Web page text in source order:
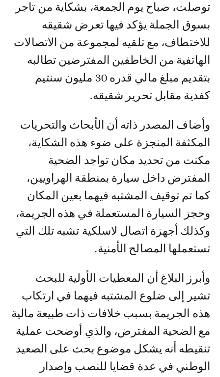
توصلت، صباح يوم الجمعة، بشكاية من تاجر
بسوق الجملة يؤكد فيها تعرض شقيقه
للاختطاف، مع تلقيه لمجموعة من الاتصالات
الهاتفية من الخاطفين المفترضين تطالبه
بتقديم مبلغ مالي قدره 30 مليون سنتيم
كفدية مقابل تحرير شقيقه.
وأضاف المصدر ذاته أن الأبحاث والتحريات
المكثفة المنجزة على ضوء هذه الشكاية،
مكنت من تحديد مكان تواجد الضحية
المفترض داخل سيارة بمنطقة الهراويين،
كما تم توقيف المشتبه فيهما بعين المكان
وحجز السيارة المستعملة في هذه الجريمة،
وكذلك أجهزة اتصال لاسلكية تشبه تلك التي
تستعملها المصالح الأمنية.
وأبرز البلاغ أن المعطيات الأولية للبحث
تشير إلى ضلوع المشتبه فيهما في ارتكاب
هذه الجريمة بسبب خلافات ذات طبيعة مالية
مع الضحية المفترض، والذي أوضحت عملية
تنقيطه أنه يشكل موضوع بحث على الصعيد
الوطني في عدة قضايا للنصب وإصدار